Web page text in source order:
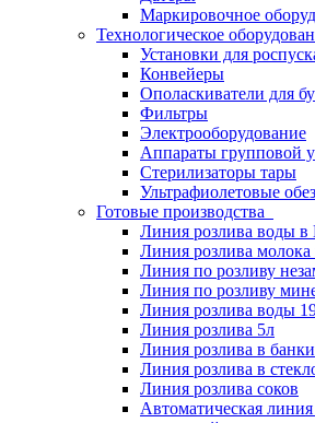
Маркировочное
Технологическое
Установки для
Конвейеры
Ополаскиватели для
Фильтры
Электрооборудование
Аппараты групповой
Стерилизаторы тары
Ультрафиолетовые
Готовые производства
Линия розлива воды
Линия розлива
Линия по розливу
Линия по розливу
Линия розлива воды
Линия розлива 5л
Линия розлива в банки
Линия розлива в
Линия розлива соков
Автоматическая линия